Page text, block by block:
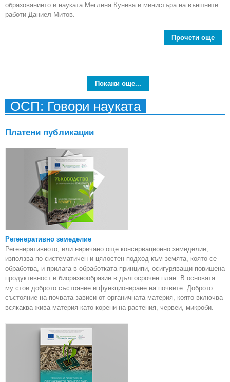
образованието и науката Меглена Кунева и министъра на външните
работи Даниел Митов.
Прочети още
Покажи още...
ОСП: Говори науката
Платени публикации
Регенеративно земеделие
Регенеративното, или наричано още консервационно земеделие,
използва по-систематичен и цялостен подход към земята, която се
обработва, и прилага в обработката принципи, осигуряващи повишена
продуктивност и биоразнообразие в дългосрочен план. В основата
му стои доброто състояние и функциониране на почвите. Доброто
състояние на почвата зависи от органичната материя, която включва
всякаква жива материя като корени на растения, червеи, микроби.